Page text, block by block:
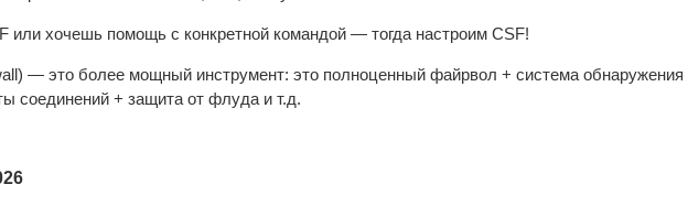
или хочешь помощь с конкретной командой — тогда настроим CSF!
— это более мощный инструмент: это полноценный файрвол + система обнаружения
соединений + защита от флуда и т.д.